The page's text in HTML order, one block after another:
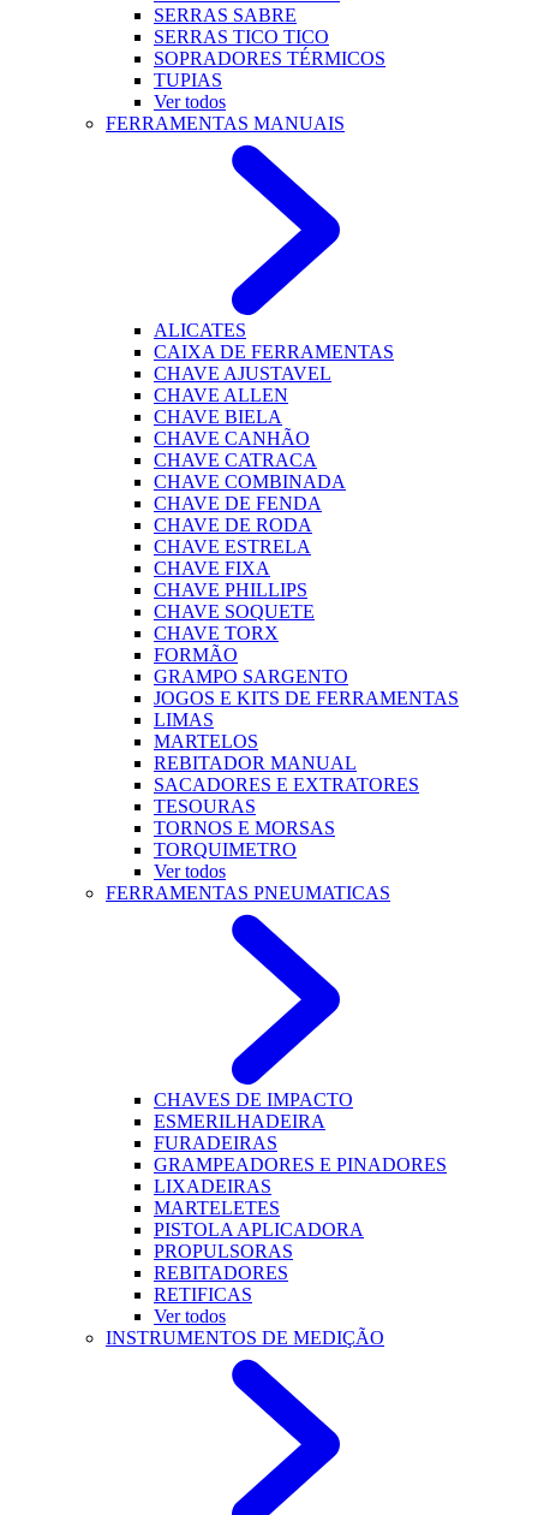
SERRAS SABRE
SERRAS TICO TICO
SOPRADORES TÉRMICOS
TUPIAS
Ver todos
FERRAMENTAS MANUAIS
ALICATES
CAIXA DE FERRAMENTAS
CHAVE AJUSTAVEL
CHAVE ALLEN
CHAVE BIELA
CHAVE CANHÃO
CHAVE CATRACA
CHAVE COMBINADA
CHAVE DE FENDA
CHAVE DE RODA
CHAVE ESTRELA
CHAVE FIXA
CHAVE PHILLIPS
CHAVE SOQUETE
CHAVE TORX
FORMÃO
GRAMPO SARGENTO
JOGOS E KITS DE FERRAMENTAS
LIMAS
MARTELOS
REBITADOR MANUAL
SACADORES E EXTRATORES
TESOURAS
TORNOS E MORSAS
TORQUIMETRO
Ver todos
FERRAMENTAS PNEUMATICAS
CHAVES DE IMPACTO
ESMERILHADEIRA
FURADEIRAS
GRAMPEADORES E PINADORES
LIXADEIRAS
MARTELETES
PISTOLA APLICADORA
PROPULSORAS
REBITADORES
RETIFICAS
Ver todos
INSTRUMENTOS DE MEDIÇÃO